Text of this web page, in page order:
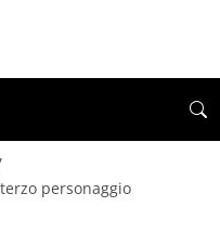
personaggio